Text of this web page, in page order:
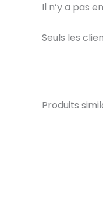
Il n’y a pas
Seuls les
Produits